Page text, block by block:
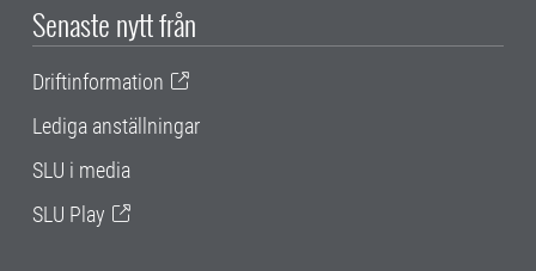
Senaste nytt från
Driftinformation
Lediga anställningar
SLU i media
SLU Play